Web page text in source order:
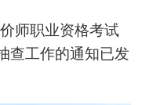
师职业资格考试
查工作的通知已发